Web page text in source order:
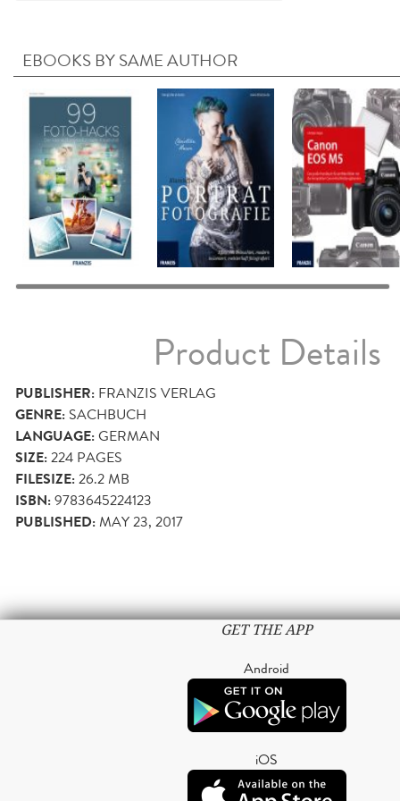
EBOOKS BY SAME AUTHOR
Product Details
PUBLISHER: FRANZIS VERLAG
GENRE: SACHBUCH
LANGUAGE:GERMAN
SIZE:224 PAGES
FILESIZE:26.2 MB
ISBN:9783645224123
PUBLISHED:MAY 23, 2017
GET THE APP
Android
iOS